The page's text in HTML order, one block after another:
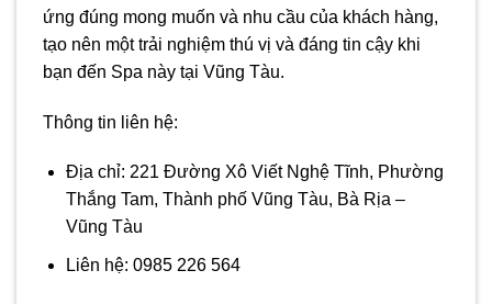
ứng đúng mong muốn và nhu cầu của khách hàng,
tạo nên một trải nghiệm thú vị và đáng tin cậy khi
bạn đến Spa này tại Vũng Tàu.
Thông tin liên hệ:
Địa chỉ: 221 Đường Xô Viết Nghệ Tĩnh, Phường
Thắng Tam, Thành phố Vũng Tàu, Bà Rịa –
Vũng Tàu
Liên hệ: 0985 226 564